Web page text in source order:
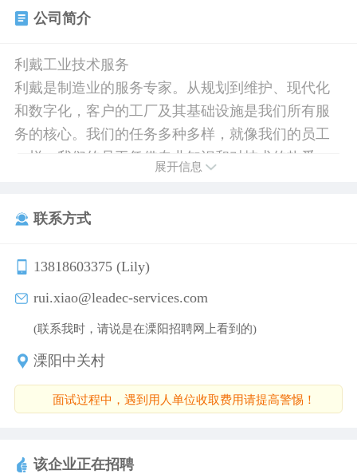
公司简介
利戴工业技术服务
利戴是制造业的服务专家。从规划到维护、现代化
和数字化，客户的工厂及其基础设施是我们所有服
务的核心。我们的任务多种多样，就像我们的员工
一样。我们的员工凭借专业知识和对技术的热爱，
流程顺利进行。我们为此感到自豪！
利戴工业技术服务（上海）有限公司
在中国20多个城市，40多个服务基地为汽车动力总
成厂，整车厂及零部件制造厂提供一体化工业技术
解决方案，生产IT，电气&机械安装调试，搬迁服
务，技术设施管理，基础设施管理，厂内物流，生
产设备管理，技术清洁等各个方面。几十年来，我
地积累了各项专业知识，同时学以致用，无论您的
展开信息
联系方式
13818603375 (Lily)
rui.xiao@leadec-services.com
(联系我时，请说是在溧阳招聘网上看到的)
溧阳中关村
面试过程中，遇到用人单位收取费用请提高警惕！
该企业正在招聘